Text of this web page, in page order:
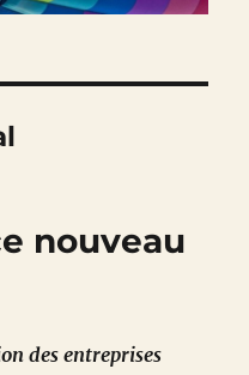
nouveau
des entreprises